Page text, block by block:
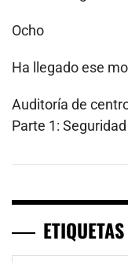
Ocho
Ha llegado ese
Auditoría de
Parte 1:
ETIQUETAS